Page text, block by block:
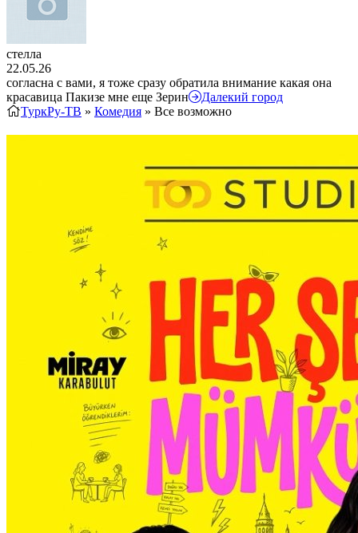
стелла
22.05.26
согласна с вами, я тоже сразу обратила внимание какая она
красавица Пакизе мне еще Зерин
Далекий город
ТуркРу-ТВ » Комедия » Все возможно